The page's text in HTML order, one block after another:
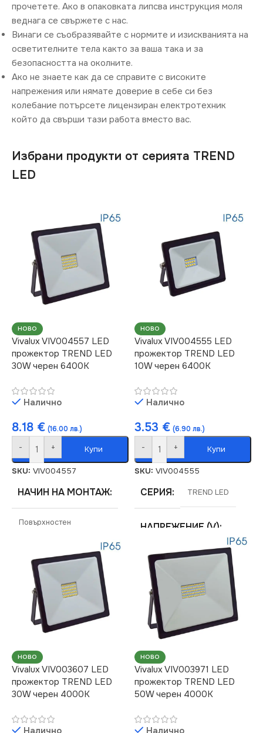
прочетете. Ако в опаковката липсва инструкция моля
веднага се свържете с нас.
Винаги се съобразявайте с нормите и изискванията на
осветителните тела както за ваша така и за
безопасността на околните.
Ако не знаете как да се справите с високите
напрежения или нямате доверие в себе си без
колебание потърсете лицензиран електротехник
който да свърши тази работа вместо вас.
Избрани продукти от серията TREND
LED
НОВО
Vivalux VIV004557 LED
прожектор TREND LED
30W черен 6400K
Налично
8.18 € (16.00 лв.)
- + Купи
SKU: VIV004557
НАЧИН НА МОНТАЖ
Повърхностен
СТЕПЕН НА ЗАЩИТА
IP65
СЕРИЯ TREND LED
СВЕТЛИНЕН ПОТОК
(LM)
2400
НАПРЕЖЕНИЕ (V)
НОВО
Vivalux VIV004555 LED
прожектор TREND LED
10W черен 6400K
Налично
3.53 € (6.90 лв.)
- + Купи
SKU: VIV004555
СЕРИЯ TREND LED
НАПРЕЖЕНИЕ (V)
220V
МОЩНОСТ (W) 10
ЦВЕТНА
ТЕМПЕРАТУРА (K)
6400
СВЕТЛИНЕН ПОТОК
(LM)
НОВО
Vivalux VIV003607 LED
прожектор TREND LED
30W черен 4000K
НОВО
Vivalux VIV003971 LED
прожектор TREND LED
50W черен 4000K